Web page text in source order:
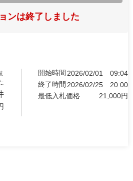
ンは終了しました
開始時間 2026/02/01
09:04
終了時間 2026/02/25
20:00
最低入札価格
21,000円